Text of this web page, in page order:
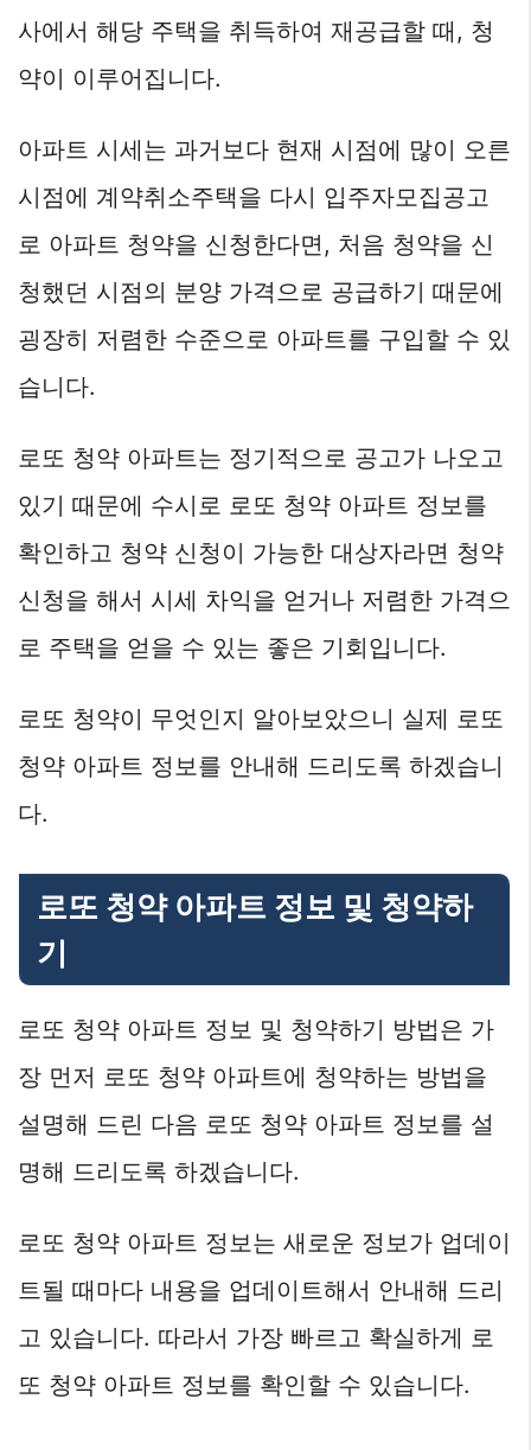
사에서 해당 주택을 취득하여 재공급할 때, 청
약이 이루어집니다.
아파트 시세는 과거보다 현재 시점에 많이 오른
시점에 계약취소주택을 다시 입주자모집공고
로 아파트 청약을 신청한다면, 처음 청약을 신
청했던 시점의 분양 가격으로 공급하기 때문에
굉장히 저렴한 수준으로 아파트를 구입할 수 있
습니다.
로또 청약 아파트는 정기적으로 공고가 나오고
있기 때문에 수시로 로또 청약 아파트 정보를
확인하고 청약 신청이 가능한 대상자라면 청약
신청을 해서 시세 차익을 얻거나 저렴한 가격으
로 주택을 얻을 수 있는 좋은 기회입니다.
로또 청약이 무엇인지 알아보았으니 실제 로또
청약 아파트 정보를 안내해 드리도록 하겠습니
다.
로또 청약 아파트 정보 및 청약하
기
로또 청약 아파트 정보 및 청약하기 방법은 가
장 먼저 로또 청약 아파트에 청약하는 방법을
설명해 드린 다음 로또 청약 아파트 정보를 설
명해 드리도록 하겠습니다.
로또 청약 아파트 정보는 새로운 정보가 업데이
트될 때마다 내용을 업데이트해서 안내해 드리
고 있습니다. 따라서 가장 빠르고 확실하게 로
또 청약 아파트 정보를 확인할 수 있습니다.